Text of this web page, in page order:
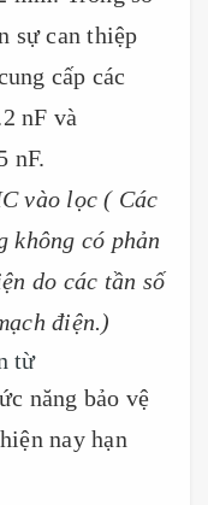
sự can thiệp
cấp các
nF và
nF.
vào lọc ( Các
không có phản
do các tần số
điện.)
từ
năng bảo vệ
nay hạn